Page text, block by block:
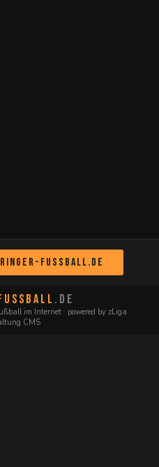
Fussball.de
FUSSBALL .DE
im Internet · powered by zLiga
CMS